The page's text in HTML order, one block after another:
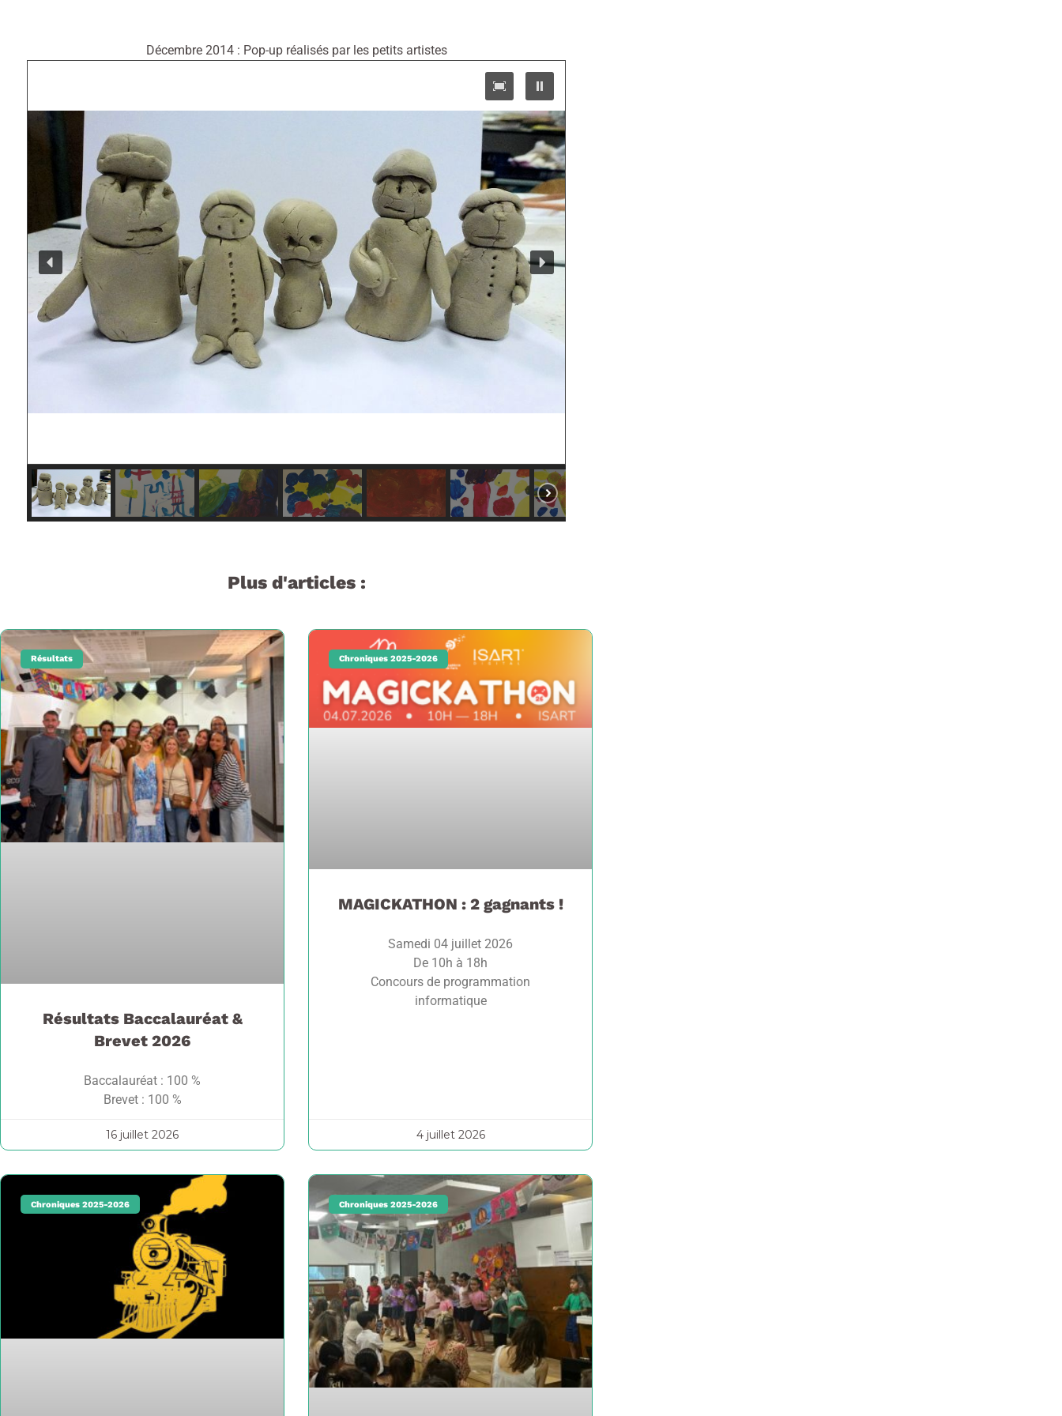
Décembre 2014 : Pop-up réalisés par les petits artistes
Plus d'articles :
Résultats
Résultats Baccalauréat &
Brevet 2026
Baccalauréat : 100 %
Brevet : 100 %
16 juillet 2026
Chroniques 2025-2026
MAGICKATHON : 2 gagnants !
Samedi 04 juillet 2026
De 10h à 18h
Concours de programmation
informatique
4 juillet 2026
Chroniques 2025-2026 Chroniques 2025-2026